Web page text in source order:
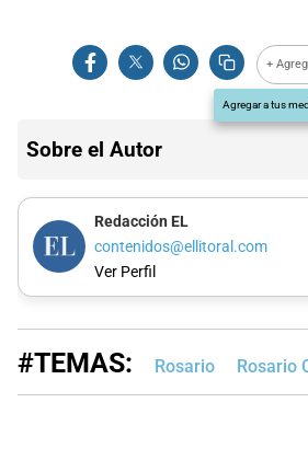
+
Agregar a tus
Sobre el Autor
Redacción EL
contenidos@ellitoral.com
Ver Perfil
#TEMAS: Rosario Rosario